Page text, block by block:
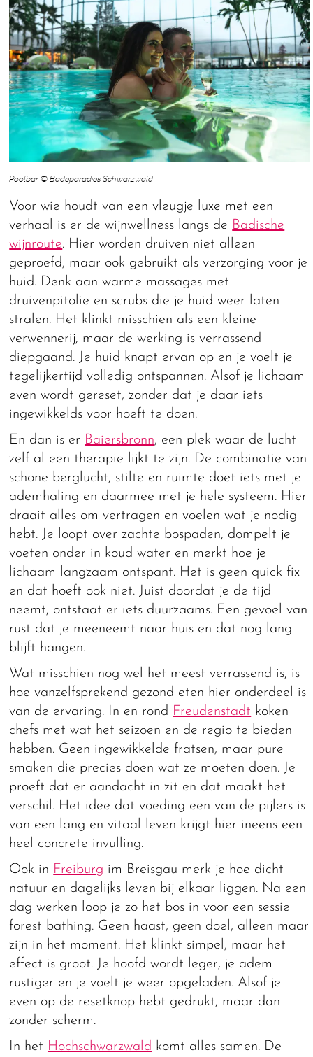
Poolbar © Badeparadies Schwarzwald
Voor wie houdt van een vleugje luxe met een
verhaal is er de wijnwellness langs de Badische
wijnroute. Hier worden druiven niet alleen
geproefd, maar ook gebruikt als verzorging voor je
huid. Denk aan warme massages met
druivenpitolie en scrubs die je huid weer laten
stralen. Het klinkt misschien als een kleine
verwennerij, maar de werking is verrassend
diepgaand. Je huid knapt ervan op en je voelt je
tegelijkertijd volledig ontspannen. Alsof je lichaam
even wordt gereset, zonder dat je daar iets
ingewikkelds voor hoeft te doen.
En dan is er Baiersbronn, een plek waar de lucht
zelf al een therapie lijkt te zijn. De combinatie van
schone berglucht, stilte en ruimte doet iets met je
ademhaling en daarmee met je hele systeem. Hier
draait alles om vertragen en voelen wat je nodig
hebt. Je loopt over zachte bospaden, dompelt je
voeten onder in koud water en merkt hoe je
lichaam langzaam ontspant. Het is geen quick fix
en dat hoeft ook niet. Juist doordat je de tijd
neemt, ontstaat er iets duurzaams. Een gevoel van
rust dat je meeneemt naar huis en dat nog lang
blijft hangen.
Wat misschien nog wel het meest verrassend is, is
hoe vanzelfsprekend gezond eten hier onderdeel is
van de ervaring. In en rond Freudenstadt koken
chefs met wat het seizoen en de regio te bieden
hebben. Geen ingewikkelde fratsen, maar pure
smaken die precies doen wat ze moeten doen. Je
proeft dat er aandacht in zit en dat maakt het
verschil. Het idee dat voeding een van de pijlers is
van een lang en vitaal leven krijgt hier ineens een
heel concrete invulling.
Ook in Freiburg im Breisgau merk je hoe dicht
natuur en dagelijks leven bij elkaar liggen. Na een
dag werken loop je zo het bos in voor een sessie
forest bathing. Geen haast, geen doel, alleen maar
zijn in het moment. Het klinkt simpel, maar het
effect is groot. Je hoofd wordt leger, je adem
rustiger en je voelt je weer opgeladen. Alsof je
even op de resetknop hebt gedrukt, maar dan
zonder scherm.
In het Hochschwarzwald komt alles samen. De